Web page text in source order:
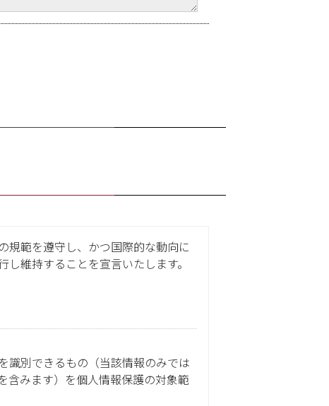
規範を遵守し、かつ国際的な動向に
維持することを宣言いたします。
識別できるもの（当該情報のみでは
含みます）を個人情報保護の対象範